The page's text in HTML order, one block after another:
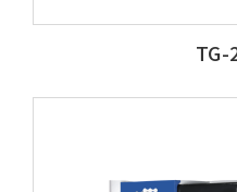
TG-